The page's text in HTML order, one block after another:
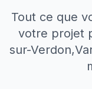
Tout ce que
votre projet
sur-Verdon,